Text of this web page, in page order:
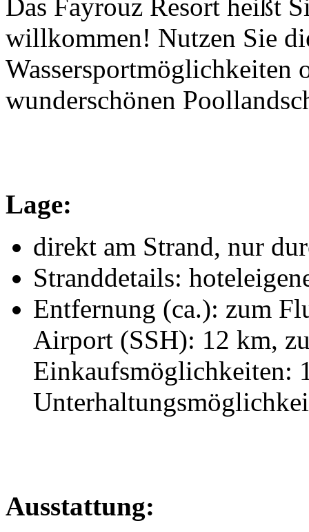
Das Fayrouz Resort heißt
willkommen! Nutzen Sie
Wassersportmöglichkeiten
wunderschönen
Lage:
direkt am Strand, nur
Stranddetails:
Entfernung (ca.): zum
Airport (SSH): 12 km,
Einkaufsmöglichkeiten:
Ausstattung: